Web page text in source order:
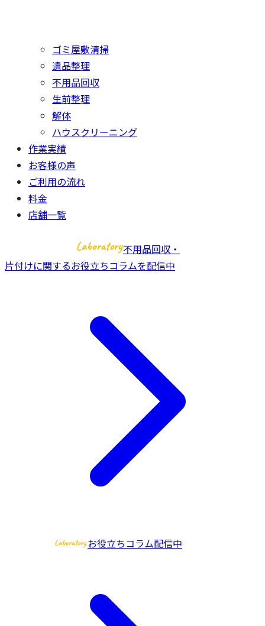
ゴミ屋敷清掃
遺品整理
不用品回収
生前整理
解体
ハウスクリーニング
作業実績
お客様の声
ご利用の流れ
料金
店舗一覧
不用品回収・
片付けに関するお役立ちコラムを配信中
お役立ちコラム配信中